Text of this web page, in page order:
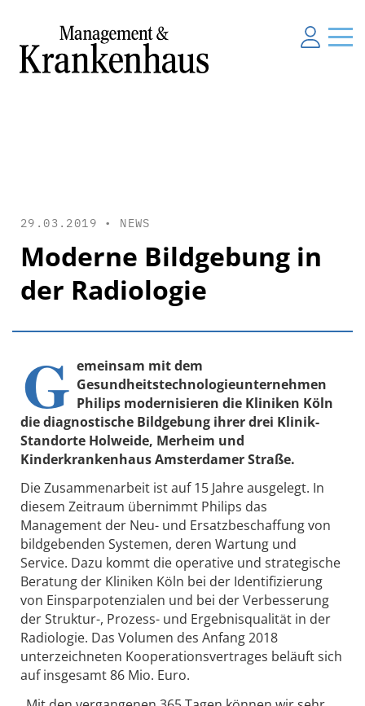
29.03.2019 • NEWS
Moderne Bildgebung in
der Radiologie
G emeinsam mit dem
Gesundheitstechnologieunternehmen
Philips modernisieren die Kliniken Köln
die diagnostische Bildgebung ihrer drei Klinik-
Standorte Holweide, Merheim und
Kinderkrankenhaus Amsterdamer Straße.
Die Zusammenarbeit ist auf 15 Jahre ausgelegt. In
diesem Zeitraum übernimmt Philips das
Management der Neu- und Ersatzbeschaffung von
bildgebenden Systemen, deren Wartung und
Service. Dazu kommt die operative und strategische
Beratung der Kliniken Köln bei der Identifizierung
von Einsparpotenzialen und bei der Verbesserung
der Struktur-, Prozess- und Ergebnisqualität in der
Radiologie. Das Volumen des Anfang 2018
unterzeichneten Kooperationsvertrages beläuft sich
auf insgesamt 86 Mio. Euro.